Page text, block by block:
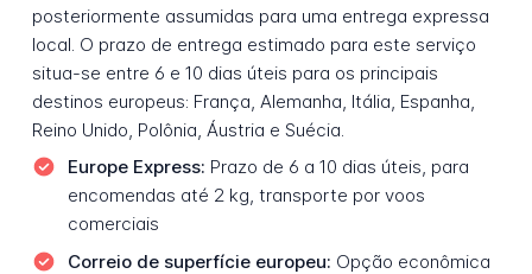
posteriormente assumidas para uma entrega expressa
local. O prazo de entrega estimado para este serviço
situa-se entre 6 e 10 dias úteis para os principais
destinos europeus: França, Alemanha, Itália, Espanha,
Reino Unido, Polônia, Áustria e Suécia.
Europe Express: Prazo de 6 a 10 dias úteis, para
encomendas até 2 kg, transporte por voos
comerciais
Correio de superfície europeu: Opção econômica